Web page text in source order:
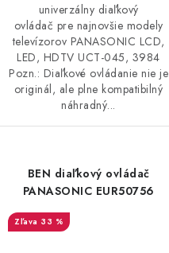
univerzálny diaľkový
ovládač pre najnovšie modely
televízorov PANASONIC LCD,
LED, HDTV UCT-045, 3984
Pozn.: Diaľkové ovládanie nie je
originál, ale plne kompatibilný
náhradný...
BEN diaľkový ovládač
PANASONIC EUR50756
33 %